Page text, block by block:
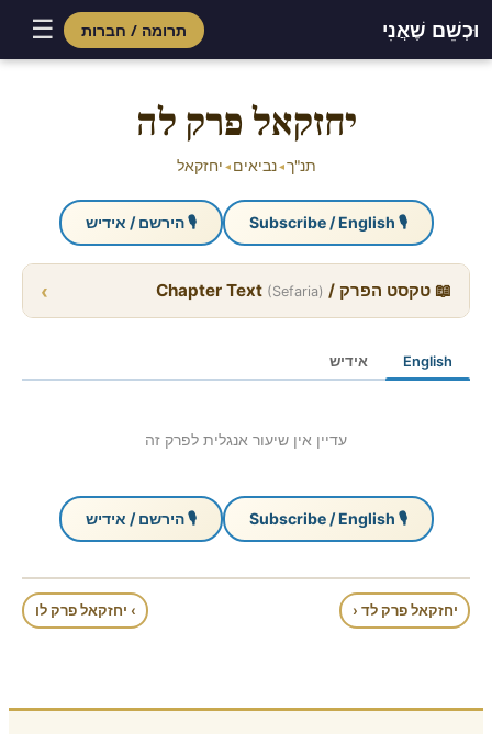
וּכְשֵׁם שֶׁאֲנִי תרומה / חברות ☰
יחזקאל פרק לה
תנ"ך ◂ נביאים ◂ יחזקאל
🎙 Subscribe / English 🎙 הירשם / אידיש
📖 טקסט הפרק / Chapter Text (Sefaria)
›
English אידיש
עדיין אין שיעור אנגלית לפרק זה
🎙 Subscribe / English 🎙 הירשם / אידיש
יחזקאל פרק לד ‹ › יחזקאל פרק לו